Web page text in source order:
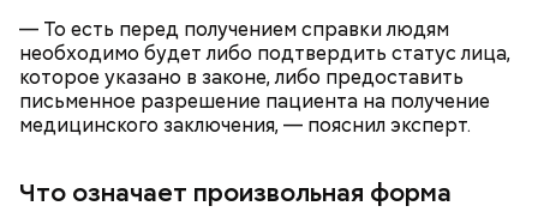
— То есть перед получением справки людям
необходимо будет либо подтвердить статус лица,
которое указано в законе, либо предоставить
письменное разрешение пациента на получение
медицинского заключения, — пояснил эксперт.
Что означает произвольная форма
можно, поделившись с другими людьми
счастливыми моментами из своей жизни.
диетолог Соломатина рассказала
о пользе кабачков
Как приготовить домашний
майонез: три простых рецепта
объяснила, в чем заключается
польза сезонных овощей и
фруктов